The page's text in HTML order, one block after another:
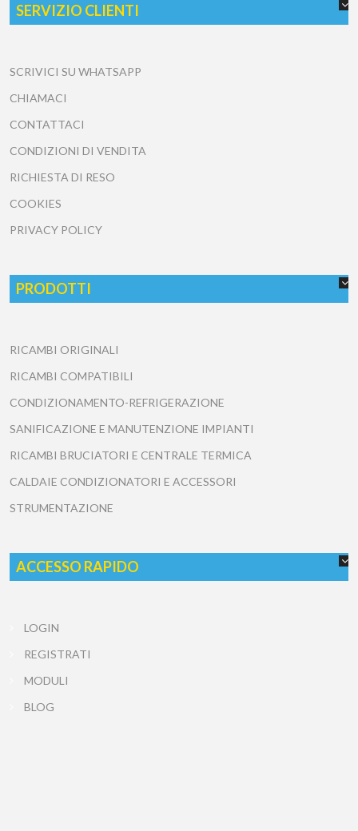
SERVIZIO CLIENTI
SCRIVICI SU WHATSAPP
CHIAMACI
CONTATTACI
CONDIZIONI DI VENDITA
RICHIESTA DI RESO
COOKIES
PRIVACY POLICY
PRODOTTI
RICAMBI ORIGINALI
RICAMBI COMPATIBILI
CONDIZIONAMENTO-REFRIGERAZIONE
SANIFICAZIONE E MANUTENZIONE IMPIANTI
RICAMBI BRUCIATORI E CENTRALE TERMICA
CALDAIE CONDIZIONATORI E ACCESSORI
STRUMENTAZIONE
ACCESSO RAPIDO
LOGIN
REGISTRATI
MODULI
BLOG